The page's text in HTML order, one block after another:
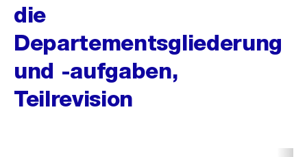
die
Departementsgliederung
und -aufgaben,
Teilrevision